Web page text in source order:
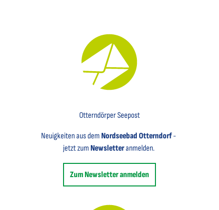
Otterndörper Seepost
Neuigkeiten aus demNordseebad Otterndorf-
jetzt zum Newsletteranmelden.
Zum Newsletter anmelden